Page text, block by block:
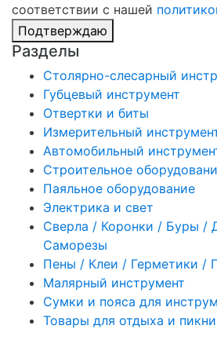
соответствии с нашей
Подтверждаю
Разделы
Столярно-слесарный
Губцевый инструмент
Отвертки и биты
Измерительный
Автомобильный
Строительное
Паяльное оборудование
Электрика и свет
Сверла / Коронки / Буры /
Саморезы
Пены / Клеи / Герметики /
Малярный инструмент
Сумки и пояса для
Товары для отдыха и